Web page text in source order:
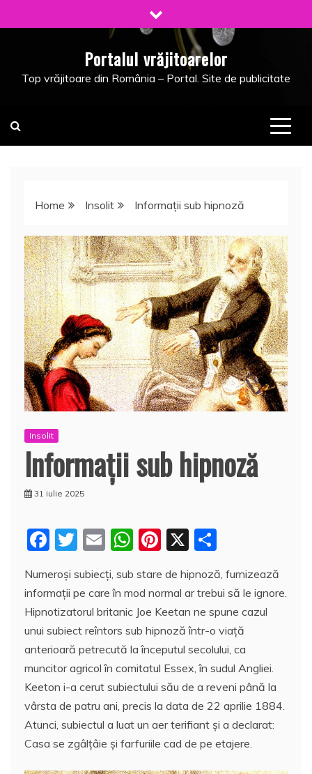
to
Portalul vrăjitoarelor
Top vrăjitoare din România – Portal. Site de publicitate
Home Insolit Informaţii sub hipnoză
Insolit
Informaţii sub hipnoză
31 iulie 2025
F
c
e
b
o
o
k
T
itt
er
E
ai
l
W
at
s
A
p
p
Pi
er
e
st
X
rt
aj
e
a
z
ă
Numeroşi subiecţi, sub stare de hipnoză, furnizează
informaţii pe care în mod normal ar trebui să le ignore.
Hipnotizatorul britanic Joe Keetan ne spune cazul
unui subiect reîntors sub hipnoză într-o viaţă
anterioară petrecută la începutul secolului, ca
muncitor agricol în comitatul Essex, în sudul Angliei.
Keeton i-a cerut subiectului său de a reveni până la
vârsta de patru ani, precis la data de 22 aprilie 1884.
Atunci, subiectul a luat un aer terifiant şi a declarat:
Casa se zgâlţâie şi farfuriile cad de pe etajere.